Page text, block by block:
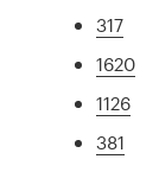
317
1620
1126
381